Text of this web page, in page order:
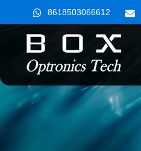
8618503066612